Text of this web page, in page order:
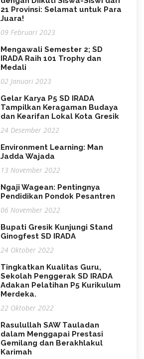
21 Provinsi: Selamat untuk Para
Juara!
09 Februari 2023
Mengawali Semester 2; SD
IRADA Raih 101 Trophy dan
Medali
02 Januari 2023
Gelar Karya P5 SD IRADA
Tampilkan Keragaman Budaya
dan Kearifan Lokal Kota Gresik
24 Desember 2022
Environment Learning: Man
Jadda Wajada
13 November 2022
Ngaji Wagean: Pentingnya
Pendidikan Pondok Pesantren
06 November 2022
Bupati Gresik Kunjungi Stand
Ginogfest SD IRADA
24 Oktober 2022
Tingkatkan Kualitas Guru,
Sekolah Penggerak SD IRADA
Adakan Pelatihan P5 Kurikulum
Merdeka.
22 Oktober 2022
Rasulullah SAW Tauladan
dalam Menggapai Prestasi
Gemilang dan Berakhlakul
Karimah